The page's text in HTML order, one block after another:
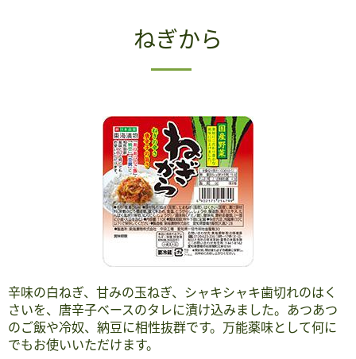
ねぎから
辛味の白ねぎ、甘みの玉ねぎ、シャキシャキ歯切れのはく
さいを、唐辛子ベースのタレに漬け込みました。あつあつ
のご飯や冷奴、納豆に相性抜群です。万能薬味として何に
でもお使いいただけます。